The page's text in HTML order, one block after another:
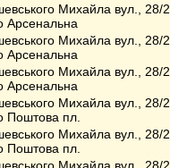
Михайла вул., 28/2
Арсенальна
Михайла вул., 28/2
Арсенальна
Михайла вул., 28/2
Арсенальна
Михайла вул., 28/2
Поштова пл.
Михайла вул., 28/2
Поштова пл.